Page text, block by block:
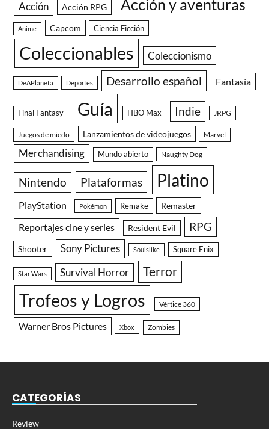
Acción Acción RPG Acción y aventuras
Anime Capcom Ciencia Ficción
Coleccionables Coleccionismo
DeAPlaneta Deportes Desarrollo español Fantasía
Final Fantasy Guía HBO Max Indie JRPG
Juegos de miedo Lanzamientos de videojuegos Marvel
Merchandising Mundo abierto Naughty Dog
Nintendo Plataformas Platino
PlayStation Pokémon Remake Remaster
Reportajes cine y series Resident Evil RPG
Shooter Sony Pictures Soulslike Square Enix
Star Wars Survival Horror Terror
Trofeos y Logros Vértice 360
Warner Bros Pictures Xbox Zombies
CATEGORÍAS
Review